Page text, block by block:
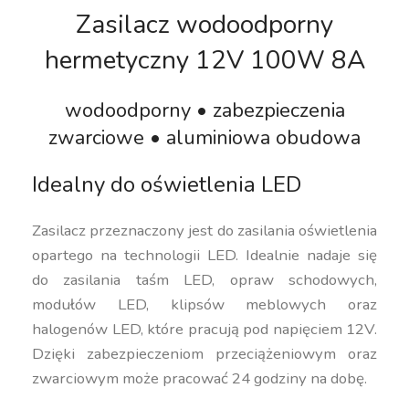
Zasilacz wodoodporny
hermetyczny 12V 100W 8A
wodoodporny • zabezpieczenia
zwarciowe • aluminiowa obudowa
Idealny do oświetlenia LED
Zasilacz przeznaczony jest do zasilania oświetlenia
opartego na technologii LED. Idealnie nadaje się
do zasilania taśm LED, opraw schodowych,
modułów LED, klipsów meblowych oraz
halogenów LED, które pracują pod napięciem 12V.
Dzięki zabezpieczeniom przeciążeniowym oraz
zwarciowym może pracować 24 godziny na dobę.